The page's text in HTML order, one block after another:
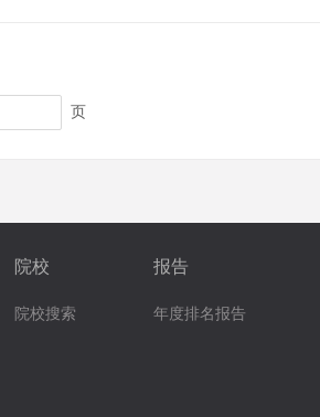
页
院校
院校搜索
报告
年度排名报告